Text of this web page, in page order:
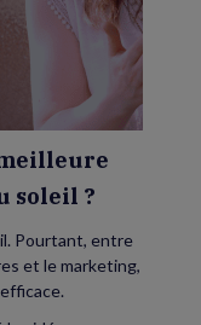
soleil ?
Pourtant, entre
et le marketing,